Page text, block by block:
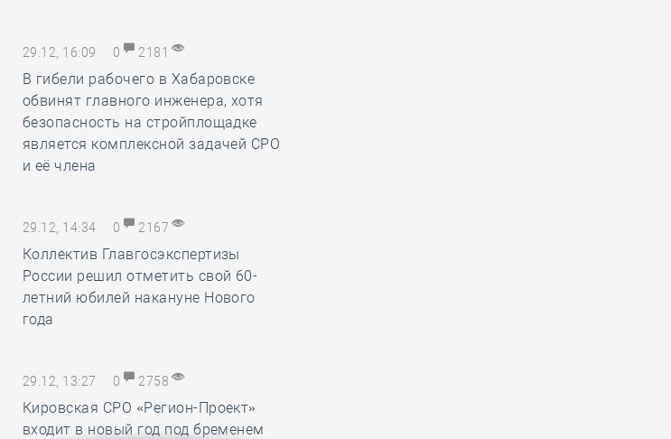
29.12, 16:09 0 2181
В гибели рабочего в Хабаровске
обвинят главного инженера, хотя
безопасность на стройплощадке
является комплексной задачей СРО
и её члена
29.12, 14:34 0 2167
Коллектив Главгосэкспертизы
России решил отметить свой 60-
летний юбилей накануне Нового
года
29.12, 13:27 0 2758
Кировская СРО «Регион-Проект»
входит в новый год под бременем